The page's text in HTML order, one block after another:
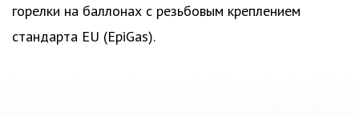
горелки на баллонах с резьбовым креплением
стандарта EU (EpiGas).